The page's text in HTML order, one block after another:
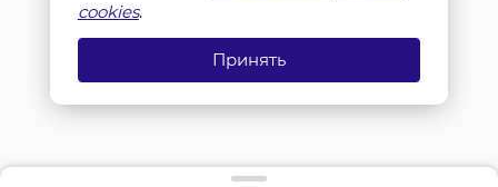
cookies.
Принять